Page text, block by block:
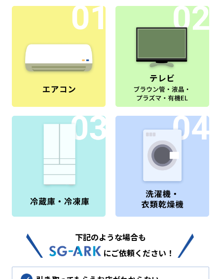
す。無許可の業者に引き渡すと、法を守った適正な処
正な管理による火災などの事例が報告されていますの
で注意しましょう。
下記のような場合も
にご依頼ください！